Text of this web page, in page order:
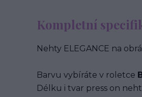
Kompletní
Nehty ELEGANCE na
Barvu vybíráte v roletce
Délku i tvar press on